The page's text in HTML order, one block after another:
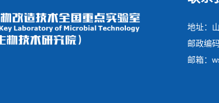
地址：
邮政编
邮箱：